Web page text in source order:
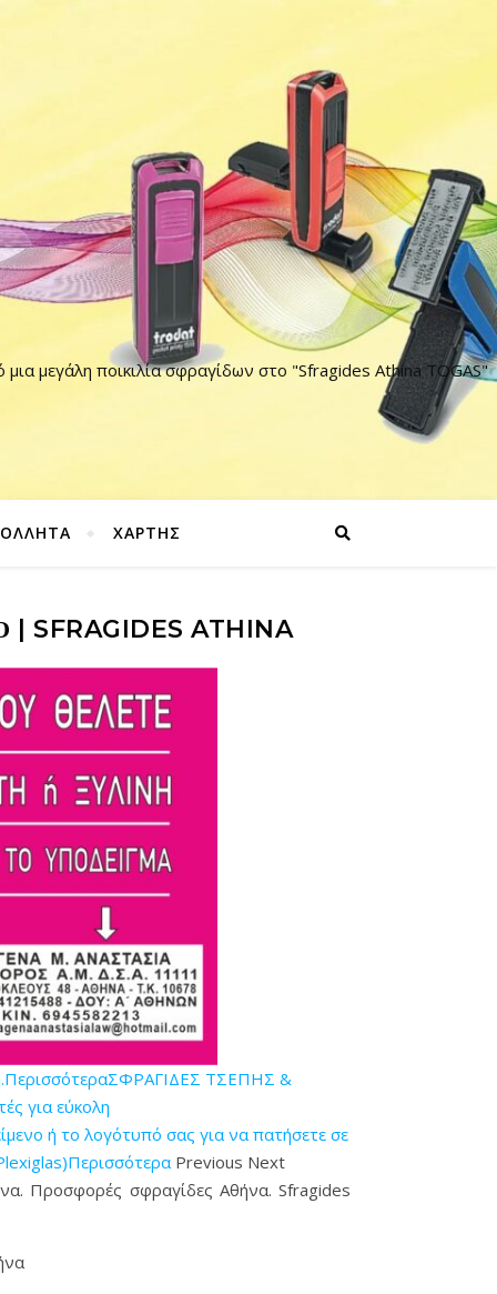
μεγάλη ποικιλία σφραγίδων στο "Sfragides Athina TOGAS"
ΧΑΡΤΗΣ
SFRAGIDES ATHINA
ΣΦΡΑΓΙΔΕΣ ΤΣΕΠΗΣ &
για εύκολη
ή το λογότυπό σας για να πατήσετε σε
Previous Next
Προσφορές σφραγίδες Αθήνα. Sfragides